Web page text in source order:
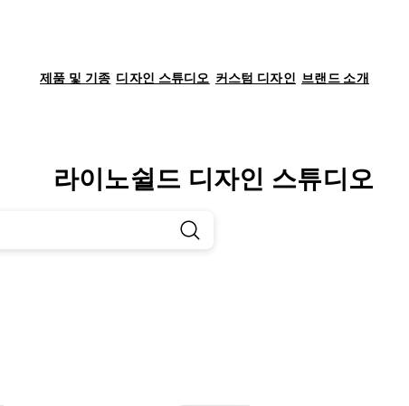
제품 및 기종 디자인 스튜디오 커스텀 디자인 브랜드 소개
라이노쉴드 디자인 스튜디오